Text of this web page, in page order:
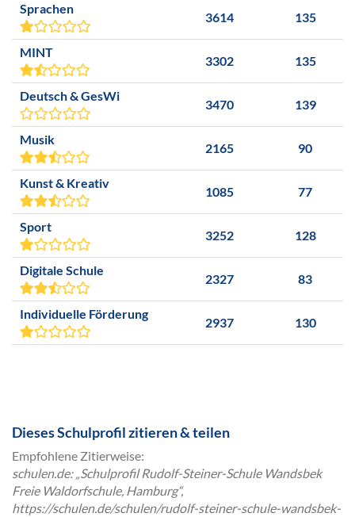
Sprachen
3614 135
MINT
3302 135
Deutsch & GesWi
3470 139
Musik
2165 90
Kunst & Kreativ
1085 77
Sport
3252 128
Digitale Schule
2327 83
Individuelle Förderung
2937 130
Dieses Schulprofil zitieren & teilen
Empfohlene Zitierweise:
schulen.de: „Schulprofil Rudolf-Steiner-Schule Wandsbek
Freie Waldorfschule, Hamburg“,
https://schulen.de/schulen/rudolf-steiner-schule-wandsbek-